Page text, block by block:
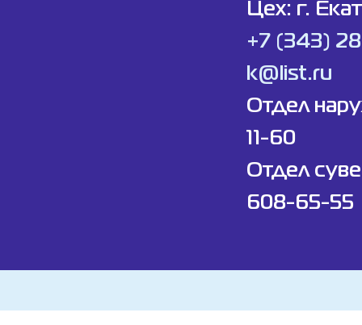
Цех: г.
+7 (343)
k@list.ru
Отдел
11-60
Отдел
608-65-55